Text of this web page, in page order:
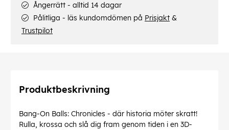
Ångerrätt - alltid 14 dagar
Pålitliga - läs kundomdömen på Prisjakt &
Trustpilot
Produktbeskrivning
Bang-On Balls: Chronicles - där historia möter skratt!
Rulla, krossa och slå dig fram genom tiden i en 3D-